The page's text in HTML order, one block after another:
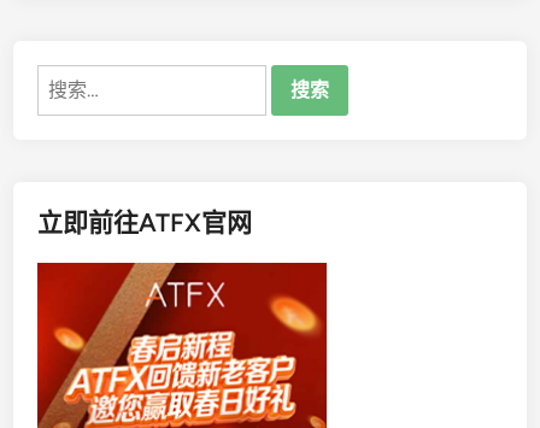
搜
索：
立即前往ATFX官网